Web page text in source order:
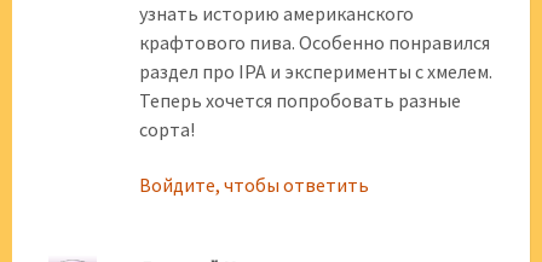
узнать историю американского
крафтового пива. Особенно понравился
раздел про IPA и эксперименты с хмелем.
Теперь хочется попробовать разные
сорта!
Войдите, чтобы ответить